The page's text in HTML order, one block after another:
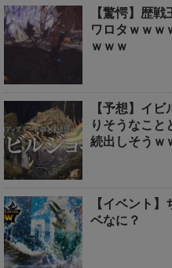
【驚愕】歴
ワロタｗｗｗ
ｗｗｗ
【予想】イ
りそうなこ
続出しそうｗ
【イベント
ベなに？